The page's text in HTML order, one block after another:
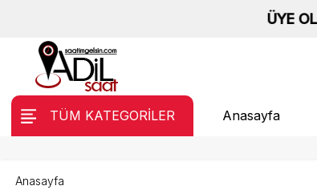
ÜYE OL,
TÜM KATEGORİLER Anasayfa
Anasayfa